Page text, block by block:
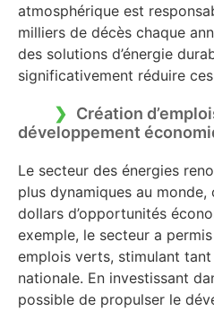
atmosphérique est
milliers de décès chaque
des solutions d’énergie
significativement réduire
Création
développement
Le secteur des énergies
plus dynamiques au
dollars d’opportunités
exemple, le secteur a
emplois verts, stimulant tant
nationale. En investissant
possible de propulser le